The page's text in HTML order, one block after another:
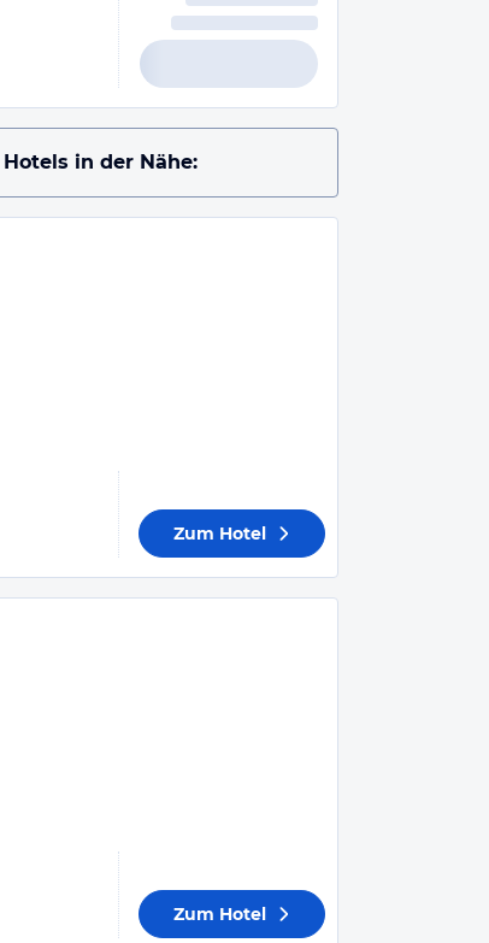
Hotels in der Nähe:
Zum Hotel
Zum Hotel